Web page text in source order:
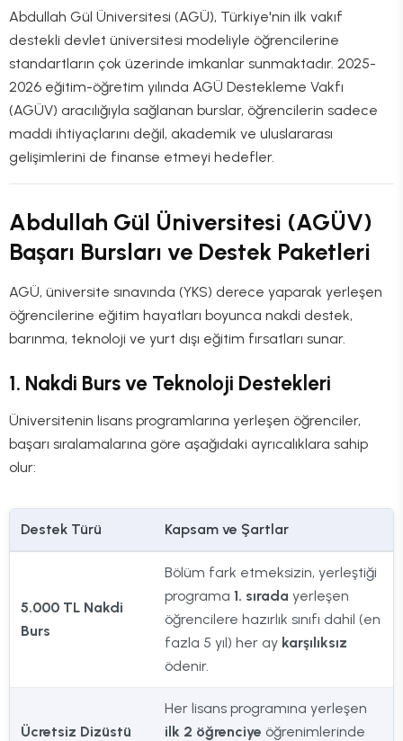
Abdullah Gül Üniversitesi (AGÜ), Türkiye'nin ilk vakıf
destekli devlet üniversitesi modeliyle öğrencilerine
standartların çok üzerinde imkanlar sunmaktadır. 2025-
2026 eğitim-öğretim yılında AGÜ Destekleme Vakfı
(AGÜV) aracılığıyla sağlanan burslar, öğrencilerin sadece
maddi ihtiyaçlarını değil, akademik ve uluslararası
gelişimlerini de finanse etmeyi hedefler.
Abdullah Gül Üniversitesi (AGÜV)
Başarı Bursları ve Destek Paketleri
AGÜ, üniversite sınavında (YKS) derece yaparak yerleşen
öğrencilerine eğitim hayatları boyunca nakdi destek,
barınma, teknoloji ve yurt dışı eğitim fırsatları sunar.
1. Nakdi Burs ve Teknoloji Destekleri
Üniversitenin lisans programlarına yerleşen öğrenciler,
başarı sıralamalarına göre aşağıdaki ayrıcalıklara sahip
olur:
Destek Türü Kapsam ve Şartlar
5.000 TL Nakdi
Burs
Bölüm fark etmeksizin, yerleştiği
programa 1. sırada yerleşen
öğrencilere hazırlık sınıfı dahil (en
fazla 5 yıl) her ay karşılıksız
ödenir.
Ücretsiz Dizüstü
Her lisans programına yerleşen
ilk 2 öğrenciye öğrenimlerinde